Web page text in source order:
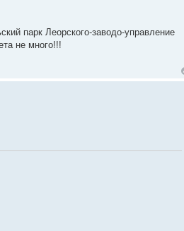
парк Леорского-заводо-управление
не много!!!